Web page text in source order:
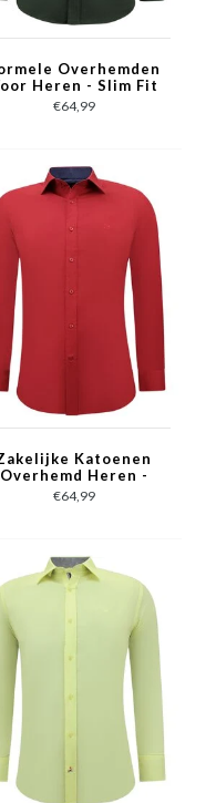
Overhemden
Heren - Slim Fit
Blouse Stretch -
Groen
€64,99
Katoenen
Overhemd Heren -
Slim Fit Blouse
Stretch -Rood
€64,99